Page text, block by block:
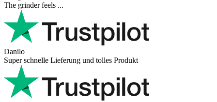
The grinder feels ...
Danilo
Super schnelle Lieferung und tolles Produkt